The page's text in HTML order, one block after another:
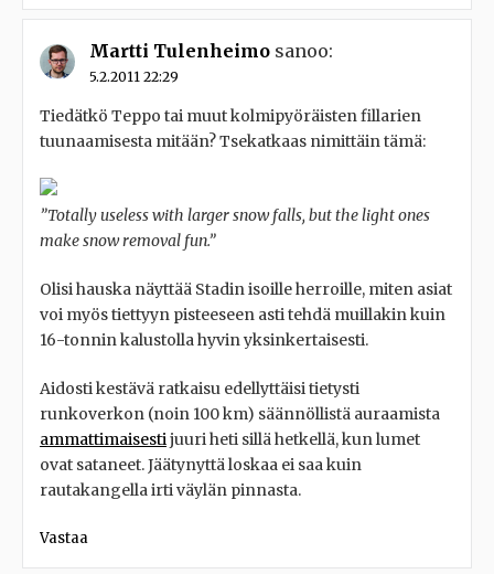
Martti Tulenheimo sanoo:
5.2.2011 22:29
Tiedätkö Teppo tai muut kolmipyöräisten fillarien
tuunaamisesta mitään? Tsekatkaas nimittäin tämä:
”Totally useless with larger snow falls, but the light ones
make snow removal fun.”
Olisi hauska näyttää Stadin isoille herroille, miten asiat
voi myös tiettyyn pisteeseen asti tehdä muillakin kuin
16-tonnin kalustolla hyvin yksinkertaisesti.
Aidosti kestävä ratkaisu edellyttäisi tietysti
runkoverkon (noin 100 km) säännöllistä auraamista
ammattimaisestijuuri heti sillä hetkellä, kun lumet
ovat sataneet. Jäätynyttä loskaa ei saa kuin
rautakangella irti väylän pinnasta.
Vastaa